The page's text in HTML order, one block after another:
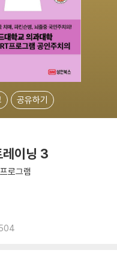
공유하기
레이닝 3
로그램